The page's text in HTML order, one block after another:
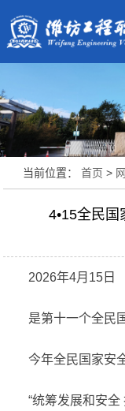
当前位置：首页 >
4•15全民
2026年4月15日
是第十一个全民
今年全民国家安
“统筹发展和安全